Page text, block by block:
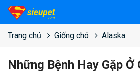
Trang chủ Giống chó Alaska
Những Bệnh Hay Gặp Ở